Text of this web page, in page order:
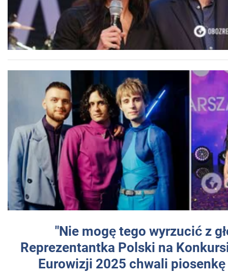
"Nie mogę tego wyrzucić z
Reprezentantka Polski na
Eurowizji 2025 chwali